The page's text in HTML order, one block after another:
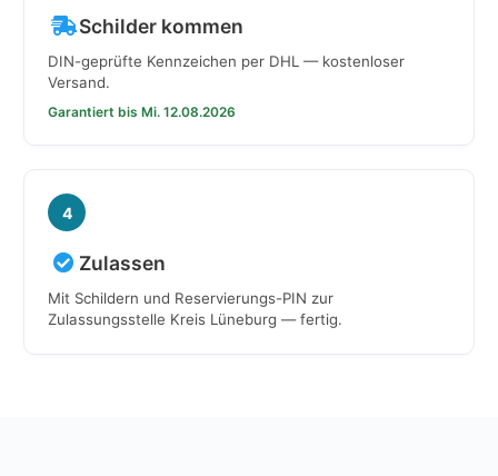
Schilder kommen
DIN-geprüfte Kennzeichen per DHL — kostenloser
Versand.
Garantiert bis Mi. 12.08.2026
4
Zulassen
Mit Schildern und Reservierungs-PIN zur
Zulassungsstelle Kreis Lüneburg — fertig.